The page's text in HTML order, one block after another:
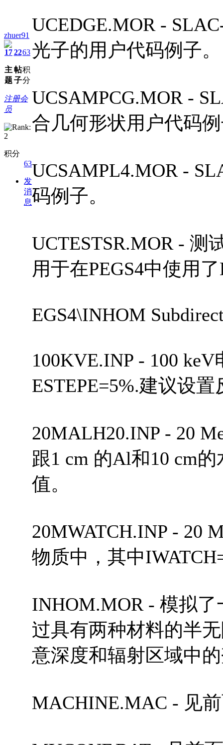
zhuer91
17
主
题
22
帖
子
63
积
分
注册会
员
积分
63
发
消
息
UCEDGE.MOR -
光子的用户代码例子。
UCSAMPCG.MOR -
合几何形状用户代码
UCSAMPL4.MOR -
码例子。
UCTESTSR.MOR - 测
用于在PEGS4中使用
EGS4\INHOM
100KVE.INP - 100
ESTEPE=5%.建议设
20MALH20.INP - 20
跟1 cm 的Al和10 cm
值。
20MWATCH.INP - 20
物质中，其中
INHOM.MOR - 模拟
过具有两种材料的半
意深度和辐射区域中
MACHINE.MAC - 见